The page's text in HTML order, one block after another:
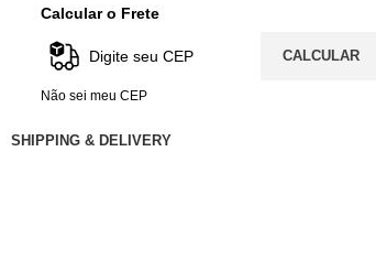
Calcular o Frete
CALCULAR
Não sei meu CEP
SHIPPING & DELIVERY